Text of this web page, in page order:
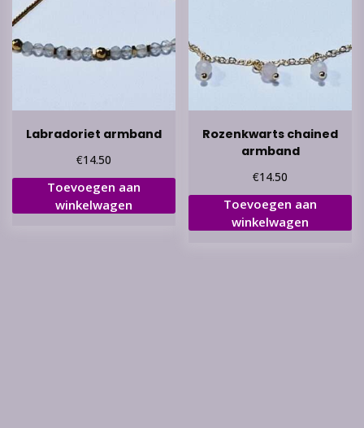
Labradoriet armband
€14.50
Toevoegen aan
winkelwagen
Rozenkwarts chained
armband
€14.50
Toevoegen aan
winkelwagen